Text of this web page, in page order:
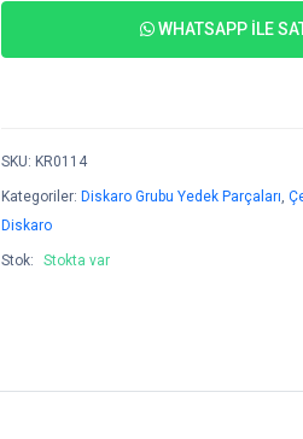
WHATSAPP İLE
SKU: KR0114
Kategoriler: Diskaro Grubu Yedek Parçaları,
Diskaro
Stok: Stokta var